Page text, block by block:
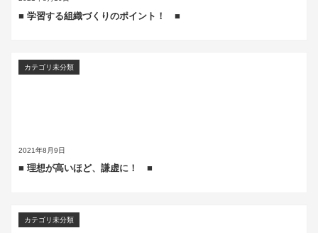
■ 学習する組織づくりのポイント！ ■
2021年8月9日
カテゴリ未分類
■ 理想が高いほど、謙虚に！ ■
カテゴリ未分類